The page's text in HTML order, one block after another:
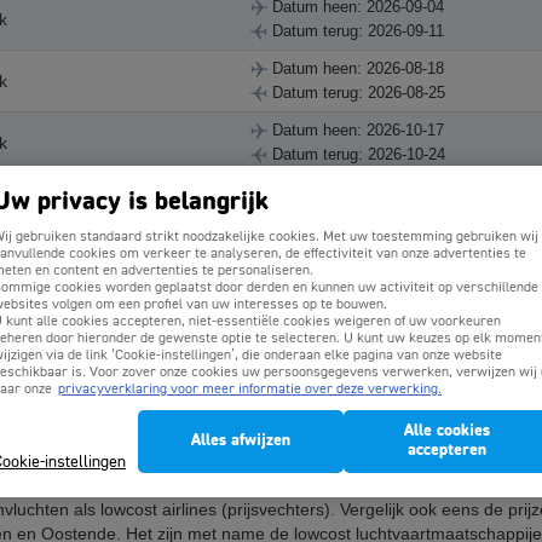
Datum heen: 2026-09-04
Datum terug: 2026-09-11
Datum heen: 2026-08-18
Datum terug: 2026-08-25
Datum heen: 2026-10-17
Datum terug: 2026-10-24
klanten zijn geboekt naar deze bestemming(en). De actuele prijs kan
en € 35 (vanaf 2 pers.). Gratis betalen met Bancontact, VISA,
Gdansk (GDN) in Polen?
Oostzee, het is een bijzonder mooie stad en alhoewel minder
met grachtenpanden en Belgisch aandoende straten en
In Gdansk is veel te doen met bijvoorbeeld kunstexpo’s en
(GDN) in Polen vliegen. Als je een zoekopdracht doet bij ons
als lowcost airlines (prijsvechters). Vergelijk ook eens de
en Oostende. Het zijn met name de lowcost
privacy is belangrijk
gebruiken standaard strikt noodzakelijke cookies. Met uw toestemming gebruiken wij
cookies om verkeer te analyseren, de effectiviteit van onze advertenties te
en content en advertenties te personaliseren.
cookies worden geplaatst door derden en kunnen uw activiteit op verschillende
volgen om een profiel van uw interesses op te bouwen.
kunt alle cookies accepteren, niet-essentiële cookies weigeren of uw voorkeuren
door hieronder de gewenste optie te selecteren. U kunt uw keuzes op elk
via de link ‘Cookie-instellingen’, die onderaan elke pagina van onze website
is. Voor zover onze cookies uw persoonsgegevens verwerken, verwijzen wij
onze privacyverklaring voor meer informatie over deze verwerking.
instellingen
Alles afwijzen
Alle cookies
accepteren